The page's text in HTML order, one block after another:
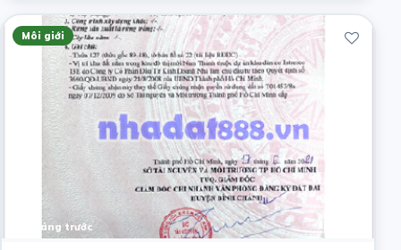
Môi giới
10 tháng trước